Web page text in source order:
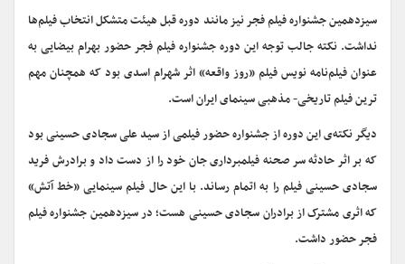
سیزدهمین جشنواره فیلم فجر نیز مانند دوره قبل هیئت متشکل انتخاب فیلم‌ها
نداشت. نکته جالب توجه این دوره جشنواره فیلم فجر حضور بهرام بیضایی به
عنوان فیلم‌نامه نویس فیلم «روز واقعه» اثر شهرام اسدی بود که همچنان مهم
ترین فیلم تاریخی- مذهبی سینمای ایران است.
دیگر نکته‌ی این دوره از جشنواره حضور فیلمی از سید علی سجادی حسینی بود
که بر اثر حادثه سر صحنه فیلمبرداری جان خود را از دست داد و برادرش فرید
سجادی حسینی فیلم را به اتمام رساند. با این حال فیلم سینمایی «خط آتش»
که اثری مشترک از برادران سجادی حسینی هست؛ در سیزدهمین جشنواره فیلم
فجر حضور داشت.